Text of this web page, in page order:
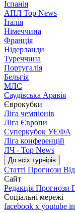
Іспанія
АПЛ Top News
Італія
Німеччина
Франція
Нідерланди
Туреччина
Португалія
Бельгія
МЛС
Саудівська Аравія
Єврокубки
Ліга чемпіонів
Ліга Європи
Суперкубок УЄФА
Ліга конференцій
ЛЧ - Top News
До всіх турнірів
Статті Прогнози
Сайт
Редакція Прогнози
Соціальні мережі
facebook x youtube